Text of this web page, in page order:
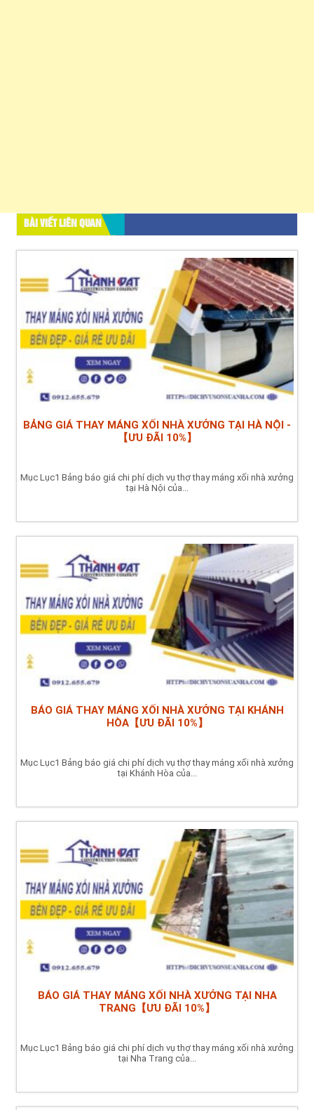
BÀI VIẾT LIÊN QUAN
BẢNG GIÁ THAY MÁNG XỐI NHÀ XƯỞNG TẠI HÀ NỘI -
【ƯU ĐÃI 10%】
Mục Lục1 Bảng báo giá chi phí dịch vụ thợ thay máng xối nhà xưởng
tại Hà Nội của...
BÁO GIÁ THAY MÁNG XỐI NHÀ XƯỞNG TẠI KHÁNH
HÒA【ƯU ĐÃI 10%】
Mục Lục1 Bảng báo giá chi phí dịch vụ thợ thay máng xối nhà xưởng
tại Khánh Hòa của...
BÁO GIÁ THAY MÁNG XỐI NHÀ XƯỞNG TẠI NHA
TRANG【ƯU ĐÃI 10%】
Mục Lục1 Bảng báo giá chi phí dịch vụ thợ thay máng xối nhà xưởng
tại Nha Trang của...